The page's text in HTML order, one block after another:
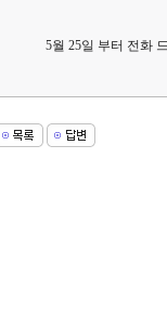
5월 25일 부터 전화 드